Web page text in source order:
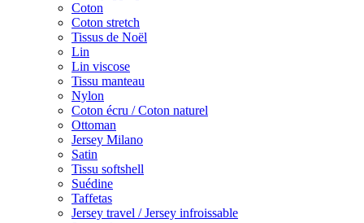
Coton
Coton stretch
Tissus de Noël
Lin
Lin viscose
Tissu manteau
Nylon
Coton écru / Coton naturel
Ottoman
Jersey Milano
Satin
Tissu softshell
Suédine
Taffetas
Jersey travel / Jersey infroissable